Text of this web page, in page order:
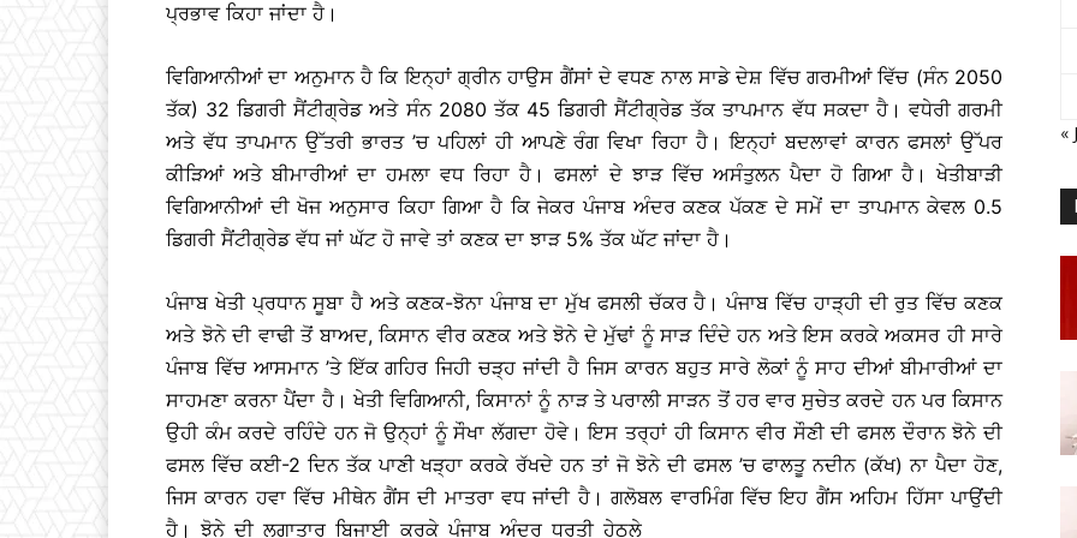
ਪ੍ਰਭਾਵ ਕਿਹਾ ਜਾਂਦਾ ਹੈ।
ਵਿਗਿਆਨੀਆਂ ਦਾ ਅਨੁਮਾਨ ਹੈ ਕਿ ਇਨ੍ਹਾਂ ਗ੍ਰੀਨ ਹਾਉਸ ਗੈਂਸਾਂ ਦੇ ਵਧਣ ਨਾਲ ਸਾਡੇ ਦੇਸ਼ ਵਿੱਚ ਗਰਮੀਆਂ ਵਿੱਚ (ਸੰਨ 2050
ਤੱਕ) 32 ਡਿਗਰੀ ਸੈਂਟੀਗ੍ਰੇਡ ਅਤੇ ਸੰਨ 2080 ਤੱਕ 45 ਡਿਗਰੀ ਸੈਂਟੀਗ੍ਰੇਡ ਤੱਕ ਤਾਪਮਾਨ ਵੱਧ ਸਕਦਾ ਹੈ। ਵਧੇਰੀ ਗਰਮੀ
ਅਤੇ ਵੱਧ ਤਾਪਮਾਨ ਉੱਤਰੀ ਭਾਰਤ ’ਚ ਪਹਿਲਾਂ ਹੀ ਆਪਣੇ ਰੰਗ ਵਿਖਾ ਰਿਹਾ ਹੈ। ਇਨ੍ਹਾਂ ਬਦਲਾਵਾਂ ਕਾਰਨ ਫਸਲਾਂ ਉੱਪਰ
ਕੀੜਿਆਂ ਅਤੇ ਬੀਮਾਰੀਆਂ ਦਾ ਹਮਲਾ ਵਧ ਰਿਹਾ ਹੈ। ਫਸਲਾਂ ਦੇ ਝਾੜ ਵਿੱਚ ਅਸੰਤੁਲਨ ਪੈਦਾ ਹੋ ਗਿਆ ਹੈ। ਖੇਤੀਬਾੜੀ
ਵਿਗਿਆਨੀਆਂ ਦੀ ਖੋਜ ਅਨੁਸਾਰ ਕਿਹਾ ਗਿਆ ਹੈ ਕਿ ਜੇਕਰ ਪੰਜਾਬ ਅੰਦਰ ਕਣਕ ਪੱਕਣ ਦੇ ਸਮੇਂ ਦਾ ਤਾਪਮਾਨ ਕੇਵਲ 0.5
ਡਿਗਰੀ ਸੈਂਟੀਗ੍ਰੇਡ ਵੱਧ ਜਾਂ ਘੱਟ ਹੋ ਜਾਵੇ ਤਾਂ ਕਣਕ ਦਾ ਝਾੜ 5% ਤੱਕ ਘੱਟ ਜਾਂਦਾ ਹੈ।
ਪੰਜਾਬ ਖੇਤੀ ਪ੍ਰਧਾਨ ਸੂਬਾ ਹੈ ਅਤੇ ਕਣਕ-ਝੋਨਾ ਪੰਜਾਬ ਦਾ ਮੁੱਖ ਫਸਲੀ ਚੱਕਰ ਹੈ। ਪੰਜਾਬ ਵਿੱਚ ਹਾੜ੍ਹੀ ਦੀ ਰੁਤ ਵਿੱਚ ਕਣਕ
ਅਤੇ ਝੋਨੇ ਦੀ ਵਾਢੀ ਤੋਂ ਬਾਅਦ, ਕਿਸਾਨ ਵੀਰ ਕਣਕ ਅਤੇ ਝੋਨੇ ਦੇ ਮੁੱਢਾਂ ਨੂੰ ਸਾੜ ਦਿੰਦੇ ਹਨ ਅਤੇ ਇਸ ਕਰਕੇ ਅਕਸਰ ਹੀ ਸਾਰੇ
ਪੰਜਾਬ ਵਿੱਚ ਆਸਮਾਨ ’ਤੇ ਇੱਕ ਗਹਿਰ ਜਿਹੀ ਚੜ੍ਹ ਜਾਂਦੀ ਹੈ ਜਿਸ ਕਾਰਨ ਬਹੁਤ ਸਾਰੇ ਲੋਕਾਂ ਨੂੰ ਸਾਹ ਦੀਆਂ ਬੀਮਾਰੀਆਂ ਦਾ
ਸਾਹਮਣਾ ਕਰਨਾ ਪੈਂਦਾ ਹੈ। ਖੇਤੀ ਵਿਗਿਆਨੀ, ਕਿਸਾਨਾਂ ਨੂੰ ਨਾੜ ਤੇ ਪਰਾਲੀ ਸਾੜਨ ਤੋਂ ਹਰ ਵਾਰ ਸੁਚੇਤ ਕਰਦੇ ਹਨ ਪਰ ਕਿਸਾਨ
ਉਹੀ ਕੰਮ ਕਰਦੇ ਰਹਿੰਦੇ ਹਨ ਜੋ ਉਨ੍ਹਾਂ ਨੂੰ ਸੌਖਾ ਲੱਗਦਾ ਹੋਵੇ। ਇਸ ਤਰ੍ਹਾਂ ਹੀ ਕਿਸਾਨ ਵੀਰ ਸੌਣੀ ਦੀ ਫਸਲ ਦੌਰਾਨ ਝੋਨੇ ਦੀ
ਫਸਲ ਵਿੱਚ ਕਈ-2 ਦਿਨ ਤੱਕ ਪਾਣੀ ਖੜ੍ਹਾ ਕਰਕੇ ਰੱਖਦੇ ਹਨ ਤਾਂ ਜੋ ਝੋਨੇ ਦੀ ਫਸਲ ’ਚ ਫਾਲਤੂ ਨਦੀਨ (ਕੱਖ) ਨਾ ਪੈਦਾ ਹੋਣ,
ਜਿਸ ਕਾਰਨ ਹਵਾ ਵਿੱਚ ਮੀਥੇਨ ਗੈਂਸ ਦੀ ਮਾਤਰਾ ਵਧ ਜਾਂਦੀ ਹੈ। ਗਲੋਬਲ ਵਾਰਮਿੰਗ ਵਿੱਚ ਇਹ ਗੈਂਸ ਅਹਿਮ ਹਿੱਸਾ ਪਾਉਂਦੀ
ਹੈ। ਝੋਨੇ ਦੀ ਲਗਾਤਾਰ ਬਿਜਾਈ ਕਰਕੇ ਪੰਜਾਬ ਅੰਦਰ ਧਰਤੀ ਹੇਠਲੇ
«